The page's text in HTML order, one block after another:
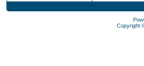
Copyright